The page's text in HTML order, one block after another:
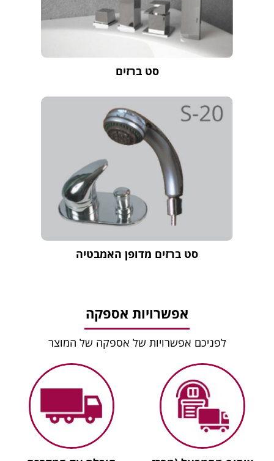
סט ברזים
סט ברזים מדופן האמבטיה
אפשרויות אספקה
לפניכם אפשרויות של אספקה של המוצר